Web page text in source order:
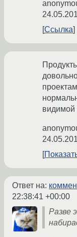
Ссылка
видимой
Ответ на:
22:38:41 +00:00
Разве